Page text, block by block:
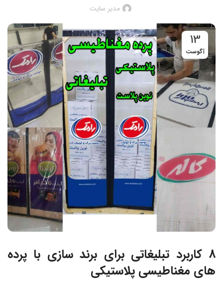
مدیر سایت
13
آگوست
8 کاربرد تبلیغاتی برای برند سازی با پرده
های مغناطیسی پلاستیکی